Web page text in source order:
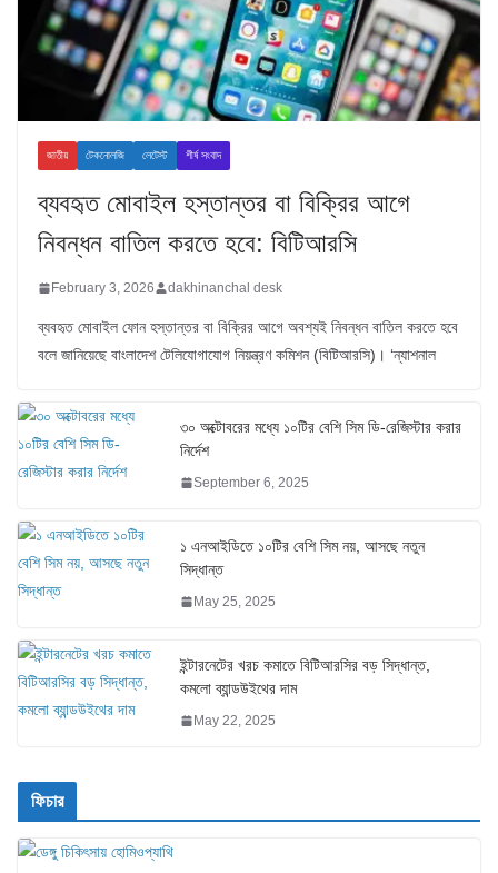
জাতীয় টেকনোলজি লেটেস্ট শীর্ষ সংবাদ
ব্যবহৃত মোবাইল হস্তান্তর বা বিক্রির আগে
নিবন্ধন বাতিল করতে হবে: বিটিআরসি
February 3, 2026 dakhinanchal desk
ব্যবহৃত মোবাইল ফোন হস্তান্তর বা বিক্রির আগে অবশ্যই নিবন্ধন বাতিল করতে হবে
বলে জানিয়েছে বাংলাদেশ টেলিযোগাযোগ নিয়ন্ত্রণ কমিশন (বিটিআরসি)। ‘ন্যাশনাল
৩০ অক্টোবরের মধ্যে ১০টির বেশি সিম ডি-রেজিস্টার করার
নির্দেশ
September 6, 2025
১ এনআইডিতে ১০টির বেশি সিম নয়, আসছে নতুন
সিদ্ধান্ত
May 25, 2025
ইন্টারনেটের খরচ কমাতে বিটিআরসির বড় সিদ্ধান্ত,
কমলো ব্যান্ডউইথের দাম
May 22, 2025
ফিচার